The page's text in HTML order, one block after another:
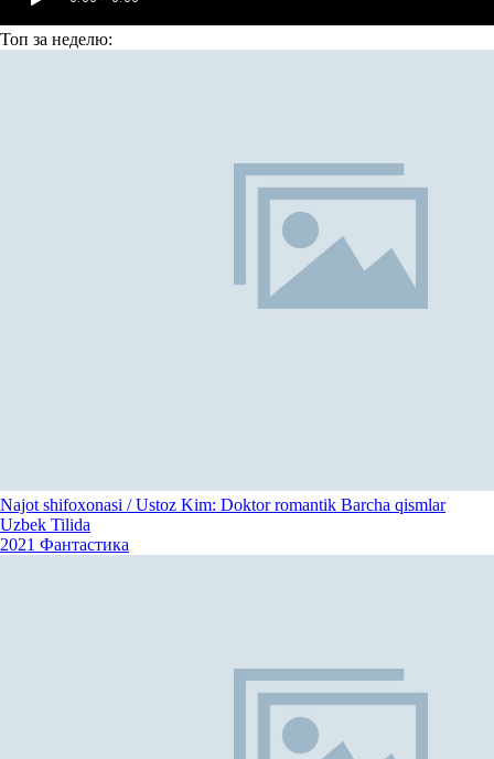
Топ за неделю:
Najot shifoxonasi / Ustoz Kim: Doktor romantik Barcha qismlar
Uzbek Tilida
2021 Фантастика